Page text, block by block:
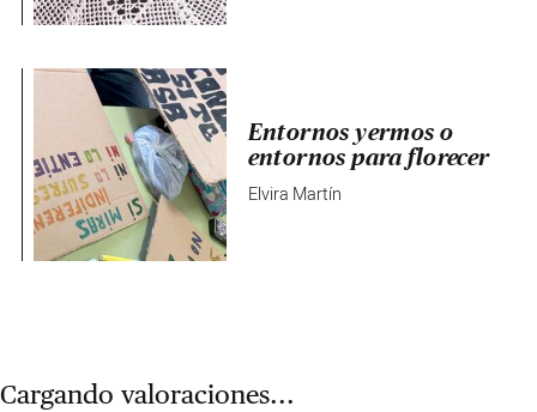
Entornos yermos o
entornos para florecer
Elvira Martín
Cargando valoraciones...